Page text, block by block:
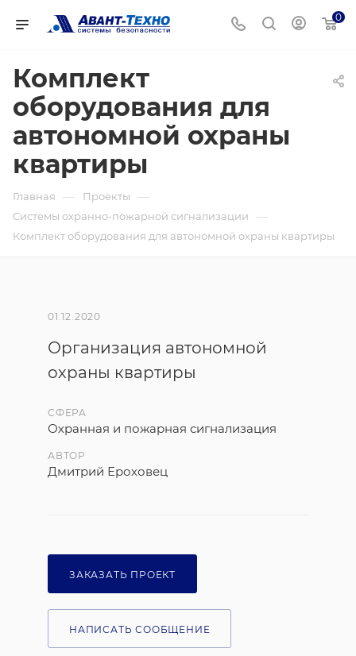
0
Комплект
оборудования для
автономной охраны
квартиры
Главная — Проекты —
Системы охранно-пожарной сигнализации —
Комплект оборудования для автономной охраны квартиры
01.12.2020
Организация автономной
охраны квартиры
СФЕРА
Охранная и пожарная сигнализация
АВТОР
Дмитрий Ероховец
ЗАКАЗАТЬ ПРОЕКТ
НАПИСАТЬ СООБЩЕНИЕ